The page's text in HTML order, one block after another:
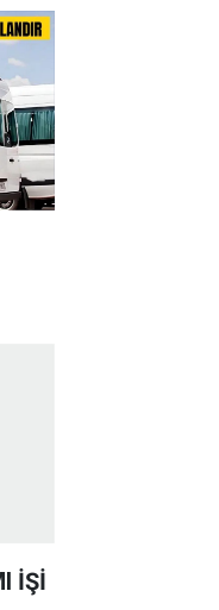
İŞİ